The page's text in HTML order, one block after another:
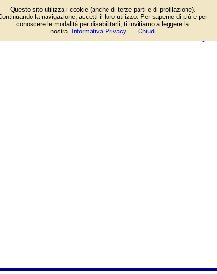
Questo sito utilizza i cookie (anche di terze parti e di profilazione).
la navigazione, accetti il loro utilizzo. Per saperne di più e per
conoscere le modalità per disabilitarli, ti invitiamo a leggere la
nostra
Informativa Privacy Chiudi